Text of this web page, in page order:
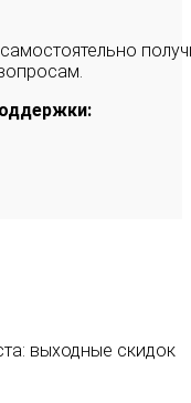
выходные скидок